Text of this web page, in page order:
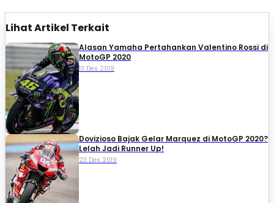
Lihat Artikel Terkait
Alasan Yamaha Pertahankan Valentino Rossi di
MotoGP 2020
13 Des 2019
Dovizioso Bajak Gelar Marquez di MotoGP 2020?
Lelah Jadi Runner Up!
23 Des 2019